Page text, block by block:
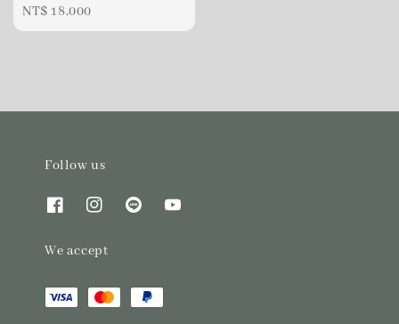
Regular
price
NT$ 18,000
Follow us
We accept